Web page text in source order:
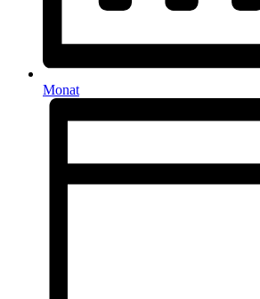
Monat